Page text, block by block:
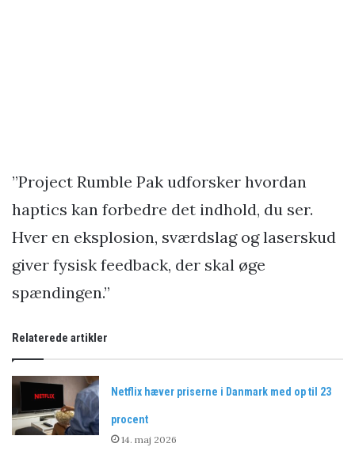
”Project Rumble Pak udforsker hvordan
haptics kan forbedre det indhold, du ser.
Hver en eksplosion, sværdslag og laserskud
giver fysisk feedback, der skal øge
spændingen.”
Relaterede artikler
Netflix hæver priserne i Danmark med op til 23
procent
14. maj 2026